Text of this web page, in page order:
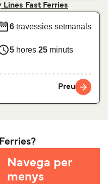
Lines Fast Ferries
6 travessies setmanals
5 hores 25 minuts
Preu
Navega per
menys